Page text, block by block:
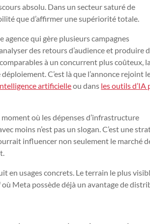
absolu. Dans un secteur saturé de
que d’affirmer une supériorité totale.
agence qui gère plusieurs campagnes
des retours d’audience et produire
à un concurrent plus coûteux, la
C’est là que l’annonce rejoint
artificielleou dans les outils d’IA
moment où les dépenses d’infrastructure
moins n’est pas un slogan. C’est une
influencer non seulement le marché
en usages concrets. Le terrain le plus
Meta possède déjà un avantage de